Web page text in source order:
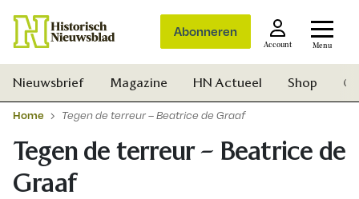
Abonneren
Account Menu
Nieuwsbrief Magazine HN Actueel Shop
Home Tegen de terreur – Beatrice de Graaf
Tegen de terreur – Beatrice de
Graaf